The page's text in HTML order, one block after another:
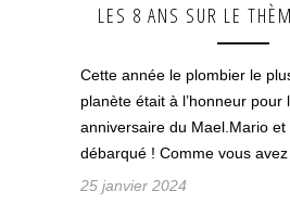
LES 8 ANS SUR LE
Cette année le plombier le
planète était à l’honneur pour
anniversaire du Mael.Mario et
débarqué ! Comme vous
25 janvier 2024